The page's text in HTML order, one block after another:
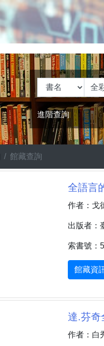
進階查詢
館藏查詢
全語言
作者：戈
出版者：
索書號：
館藏資
達.芬奇
作者：白